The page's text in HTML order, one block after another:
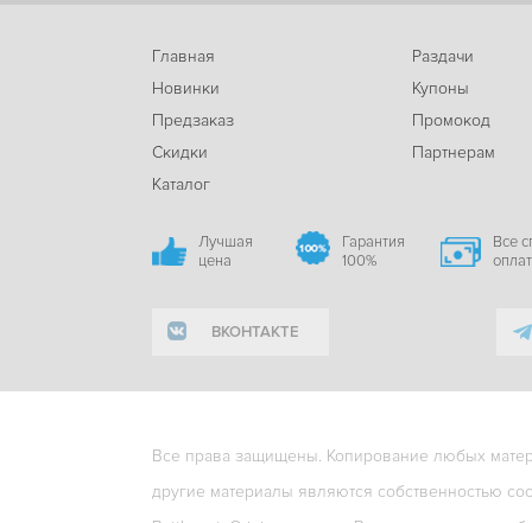
Главная
Новинки
Предзаказ
Скидки
Каталог
Раздачи
Купоны
Промокод
Партнерам
Лучшая
цена
Гарантия
100%
Все
ВКОНТАКТЕ
Все права защищены. Копирование любых
другие материалы являются собственностью